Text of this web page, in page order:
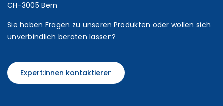
CH-3005 Bern
Sie haben Fragen zu unseren Produkten oder wollen sich
unverbindlich beraten lassen?
Expert:innen kontaktieren